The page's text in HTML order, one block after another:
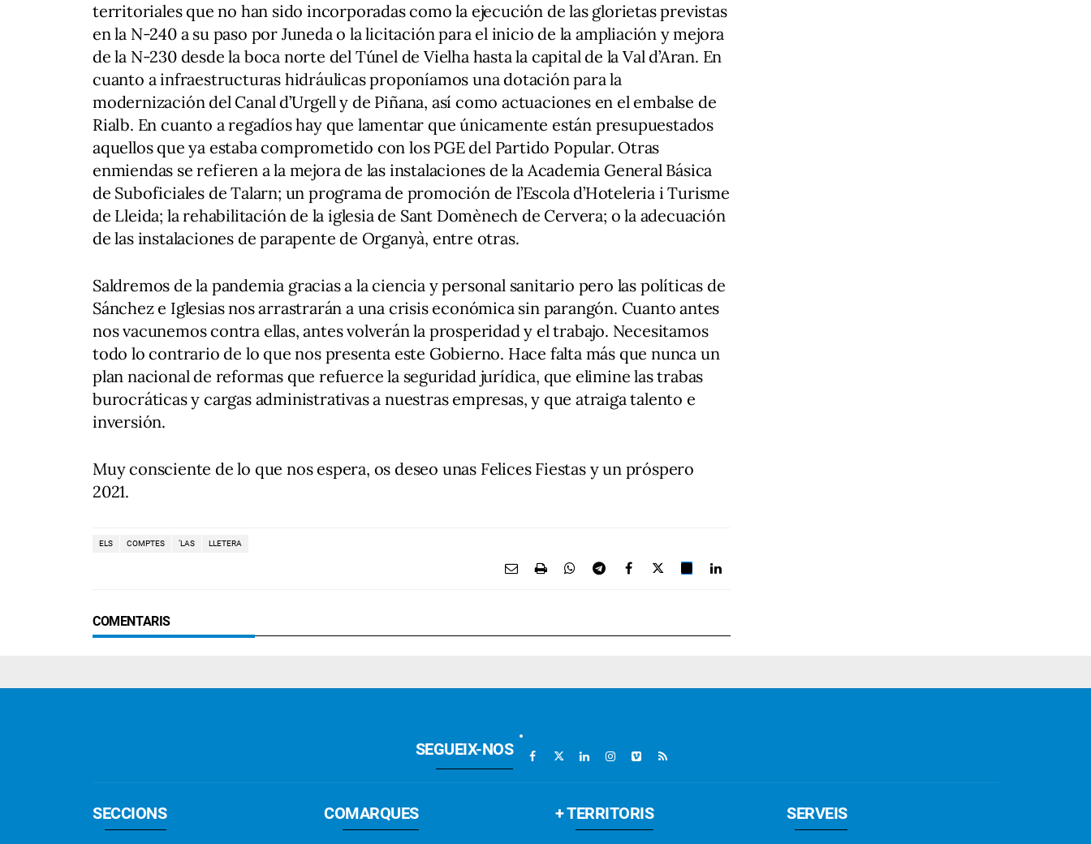
territoriales que no han sido incorporadas como la ejecución de las glorietas previstas
en la N-240 a su paso por Juneda o la licitación para el inicio de la ampliación y mejora
de la N-230 desde la boca norte del Túnel de Vielha hasta la capital de la Val d’Aran. En
cuanto a infraestructuras hidráulicas proponíamos una dotación para la
modernización del Canal d’Urgell y de Piñana, así como actuaciones en el embalse de
Rialb. En cuanto a regadíos hay que lamentar que únicamente están presupuestados
aquellos que ya estaba comprometido con los PGE del Partido Popular. Otras
enmiendas se refieren a la mejora de las instalaciones de la Academia General Básica
de Suboficiales de Talarn; un programa de promoción de l’Escola d’Hoteleria i Turisme
de Lleida; la rehabilitación de la iglesia de Sant Domènech de Cervera; o la adecuación
de las instalaciones de parapente de Organyà, entre otras.
Saldremos de la pandemia gracias a la ciencia y personal sanitario pero las políticas de
Sánchez e Iglesias nos arrastrarán a una crisis económica sin parangón. Cuanto antes
nos vacunemos contra ellas, antes volverán la prosperidad y el trabajo. Necesitamos
todo lo contrario de lo que nos presenta este Gobierno. Hace falta más que nunca un
plan nacional de reformas que refuerce la seguridad jurídica, que elimine las trabas
burocráticas y cargas administrativas a nuestras empresas, y que atraiga talento e
inversión.
Muy consciente de lo que nos espera, os deseo unas Felices Fiestas y un próspero
2021.
ELS COMPTES ‘LAS LLETERA
COMENTARIS
SEGUEIX-NOS
SECCIONS COMARQUES + TERRITORIS SERVEIS